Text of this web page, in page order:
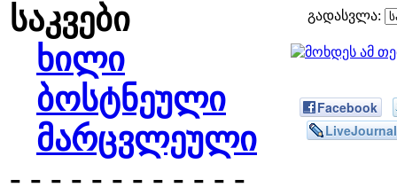
საკვები
ხილი
ბოსტნეული
მარცვლეული
- - - - - - - - - - - -
გადასვლა:
Facebook
LiveJournal